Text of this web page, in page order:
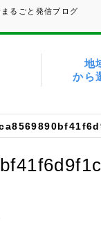
るごと発信ブログ
地
から